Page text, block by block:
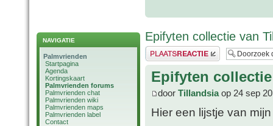
NAVIGATIE
Palmvrienden
Startpagina
Agenda
Kortingskaart
Palmvrienden forums
Palmvrienden chat
Palmvrienden wiki
Palmvrienden maps
Palmvrienden label
Contact
Epifyten collectie van
Plaats een reactie
Epifyten
door Tillandsiaop 24 sep
Hier een lijstje van